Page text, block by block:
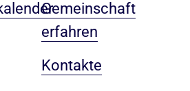
Gemeinschaft
erfahren
Kontakte